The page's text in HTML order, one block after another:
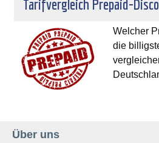
Tarifvergleich Prepaid-
Welcher
die
Über uns